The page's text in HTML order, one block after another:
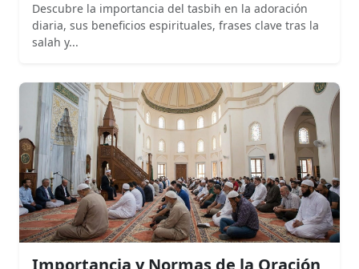
Descubre la importancia del tasbih en la adoración
diaria, sus beneficios espirituales, frases clave tras la
salah y...